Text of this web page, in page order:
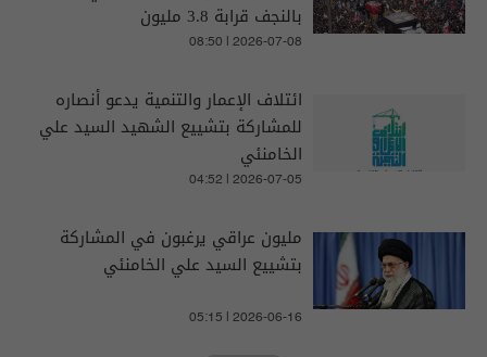
بالنجف قرابة 3.8 مليون
08:50 | 2026-07-08
ائتلاف الإعمار والتنمية يدعو أنصاره
للمشاركة بتشييع الشهيد السيد علي
الخامنئي
04:52 | 2026-07-05
مليون عراقي يرغبون في المشاركة
بتشييع السيد علي الخامنئي
05:15 | 2026-06-16